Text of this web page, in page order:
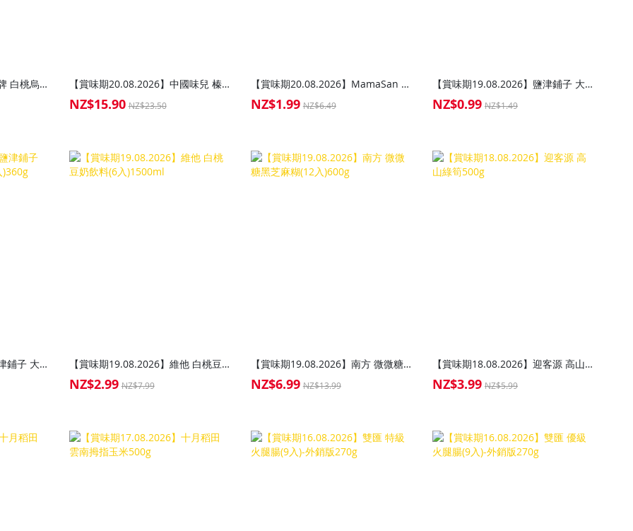
【賞味期20.08.2026】金牌 白桃烏龍茶啤酒風味飲料330ml 【賞味期20.08.2026】中國味兒 榛子仁250g
Special
NZ$15.90 NZ$23.50
【賞味期20.08.2026】MamaSan 味醂500ml
Special
NZ$1.99 NZ$6.49
【賞味期19.08.2026】鹽津鋪子 大魔王 香辣味魔芋絲54g
Special
NZ$0.99 NZ$1.49
【賞味期19.08.2026】鹽津鋪子 大魔王 香辣味魔芋絲(20入)360g 【賞味期19.08.2026】維他 白桃豆奶飲料(6入)1500ml
Special
NZ$2.99 NZ$7.99
【賞味期19.08.2026】南方 微微糖黑芝麻糊(12入)600g
Special
NZ$6.99 NZ$13.99
【賞味期18.08.2026】迎客源 高山綠筍500g
Special
NZ$3.99 NZ$5.99